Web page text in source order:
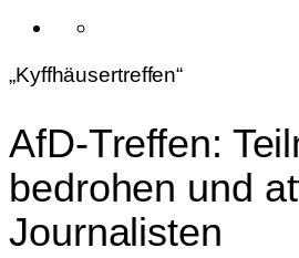
„Kyffhäusertreffen“
AfD-Treffen:
bedrohen und
Journalisten